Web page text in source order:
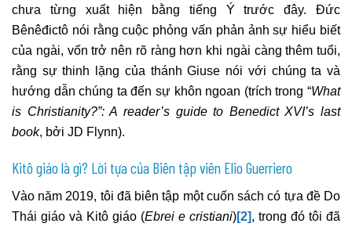
chưa từng xuất hiện bằng tiếng Ý trước đây. Đức
Bênêđictô nói rằng cuộc phỏng vấn phản ảnh sự hiểu biết
của ngài, vốn trở nên rõ ràng hơn khi ngài càng thêm tuổi,
rằng sự thinh lặng của thánh Giuse nói với chúng ta và
hướng dẫn chúng ta đến sự khôn ngoan (trích trong “What
is Christianity?”: A reader’s guide to Benedict XVI’s last
book, bởi JD Flynn).
Kitô giáo là gì? Lời tựa của Biên tập viên Elio Guerriero
Vào năm 2019, tôi đã biên tập một cuốn sách có tựa đề Do
Thái giáo và Kitô giáo (Ebrei e cristiani)[2], trong đó tôi đã